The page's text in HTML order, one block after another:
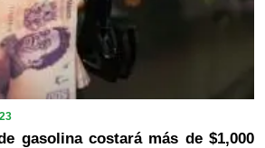
gasolina costará más de $1,000